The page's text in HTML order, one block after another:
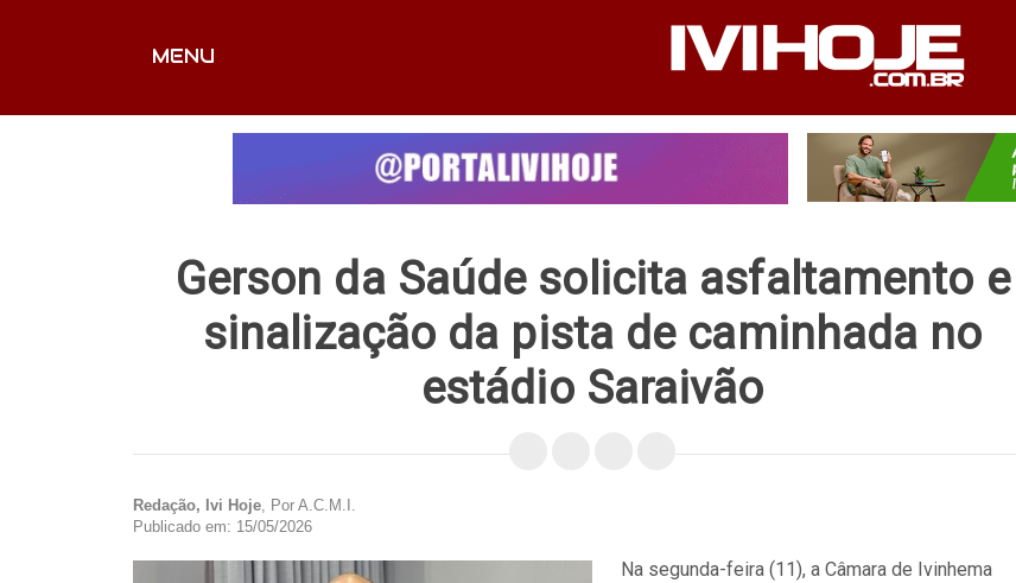
MENU
FALE CONOSCO
Gerson da Saúde solicita asfaltamento e
sinalização da pista de caminhada no
estádio Saraivão
Redação, Ivi Hoje, Por A.C.M.I.
Publicado em: 15/05/2026
Na segunda-feira (11), a Câmara de Ivinhema